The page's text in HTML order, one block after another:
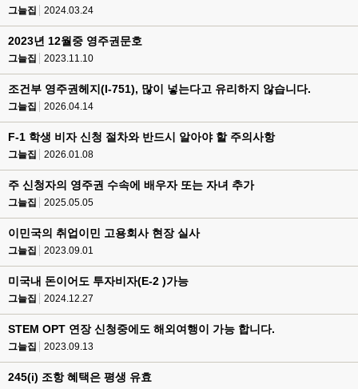
그늘집 2024.03.24
2023년 12월중 영주권문호
그늘집 2023.11.10
조건부 영주권헤지(I-751), 많이 넣는다고 유리하지 않습니다.
그늘집 2026.04.14
F-1 학생 비자 신청 절차와 반드시 알아야 할 주의사항
그늘집 2026.01.08
주 신청자의 영주권 수속에 배우자 또는 자녀 추가
그늘집 2025.05.05
이민국의 취업이민 고용회사 현장 실사
그늘집 2023.09.01
미국내 돈이어도 투자비자(E-2 )가능
그늘집 2024.12.27
STEM OPT 연장 신청중에도 해외여행이 가능 합니다.
그늘집 2023.09.13
245(i) 조항 혜택은 평생 유효